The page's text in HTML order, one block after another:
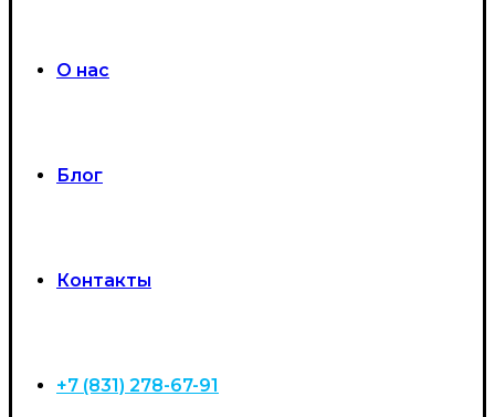
О нас
Блог
Контакты
+7 (831) 278-67-91